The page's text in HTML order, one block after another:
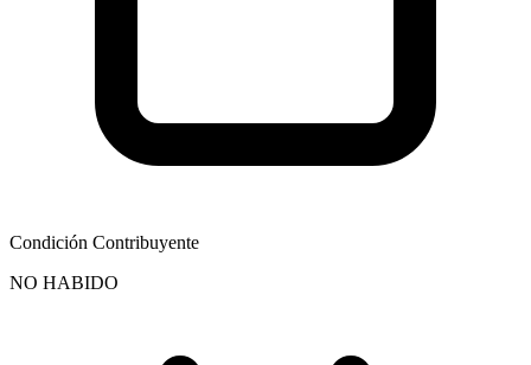
Condición Contribuyente
NO HABIDO